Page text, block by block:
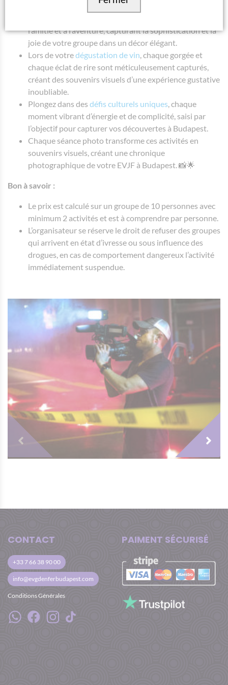
l’amitié et à l’aventure, capturant la sophistication et la
joie de votre groupe dans un décor élégant.
Lors de votredégustation de vin, chaque gorgée et
chaque éclat de rire sont méticuleusement capturés,
créant des souvenirs visuels d’une expérience gustative
inoubliable.
Plongez dans des défis culturels uniques, chaque
moment vibrant d’énergie et de complicité, saisi par
l’objectif pour capturer vos découvertes à Budapest.
Chaque séance photo transforme ces activités en
souvenirs visuels, créant une chronique
photographique de votre EVJF à Budapest. 📸🌟
Bon àsavoir :
Le prix est calculé sur un groupe de 10 personnes avec
minimum 2 activités et est à comprendre par personne.
L’organisateur se réserve le droit de refuser des groupes
qui arrivent en état d’ivresse ou sous influence des
drogues, en cas de comportement dangereux l’activité
immédiatement suspendue.
CONTACT
+33 7 66 38 90 00
info@evgdenferbudapest.com
Conditions Générales
PAIMENT SÉCURISÉ